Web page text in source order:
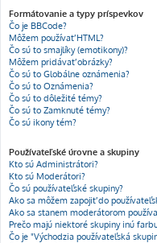
Formátovanie a typy príspevkov
Čo je BBCode?
Môžem používať HTML?
Čo sú to smajlíky (emotikony)?
Môžem pridávať obrázky?
Čo sú to Globálne oznámenia?
Čo sú to Oznámenia?
Čo sú to dôležité témy?
Čo sú to Zamknuté témy?
Čo sú ikony tém?
Používateľské úrovne a skupiny
Kto sú Administrátori?
Kto sú Moderátori?
Čo sú používateľské skupiny?
Ako sa môžem zapojiť do
Ako sa stanem moderátorom
Prečo majú niektoré skupiny inú
Čo je "Východzia používateľská